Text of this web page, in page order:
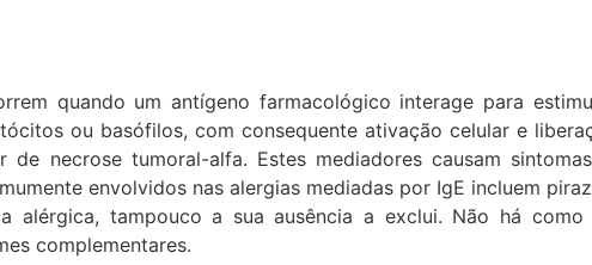
quando um antígeno farmacológico interage para
ou basófilos, com consequente ativação celular e
necrose tumoral-alfa. Estes mediadores causam
envolvidos nas alergias mediadas por IgE incluem
alérgica, tampouco a sua ausência a exclui. Não há
complementares.